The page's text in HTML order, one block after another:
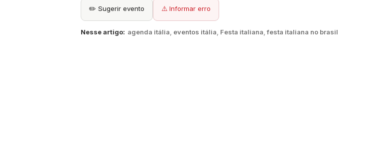
✏️ Sugerir evento ⚠️ Informar erro
Nesse artigo: agenda itália, eventos itália, Festa italiana,festa italiana no brasil